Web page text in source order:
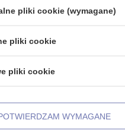
Kolczyk kółko clicker ozdobny
pliki cookie (wymagane)
pliki cookie
pliki cookie
WYMAGANE